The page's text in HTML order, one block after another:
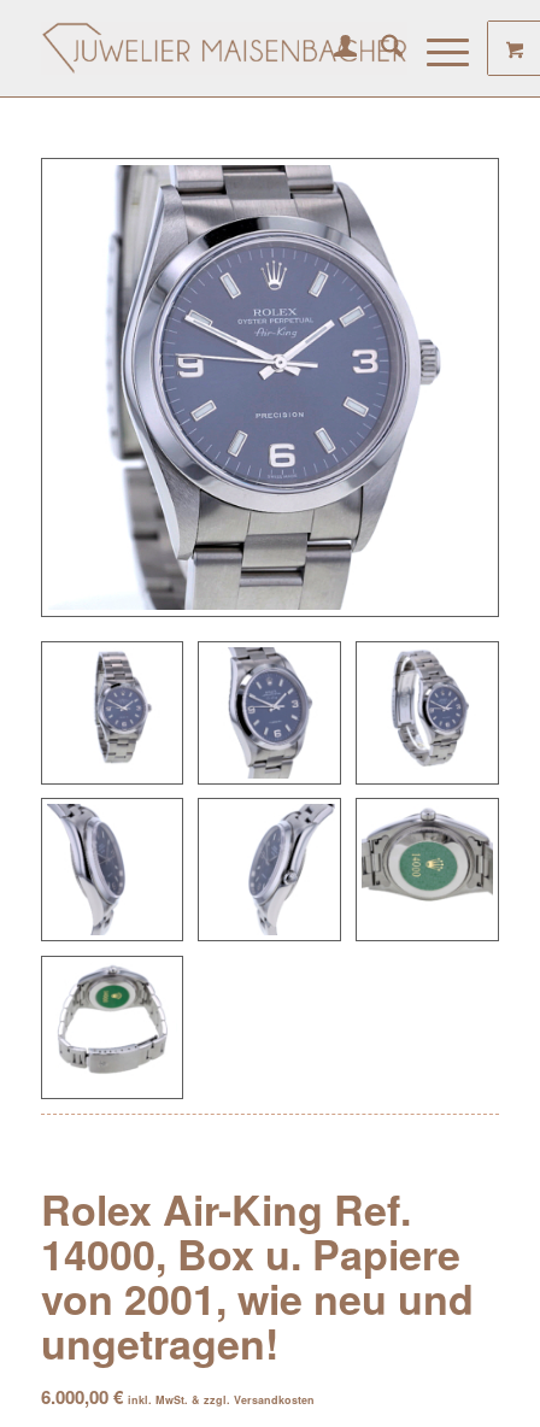
Rolex Air-King Ref.
14000, Box u. Papiere
von 2001, wie neu und
ungetragen!
6.000,00€ inkl. MwSt. & zzgl. Versandkosten